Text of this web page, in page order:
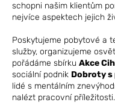
schopni našim klientům
nejvíce aspektech jejich
Poskytujeme pobytové a
služby, organizujeme
pořádáme sbírku Akce
sociální podnik Dobroty s
lidé s mentálním
nalézt pracovní příležitosti.